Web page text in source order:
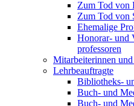
Zum Tod von
Zum Tod von
Ehemalige
Honorar- und
professoren
Mitarbeiterinnen
Lehrbeauftragte
Bibliotheks-
Buch- und
Buch- und